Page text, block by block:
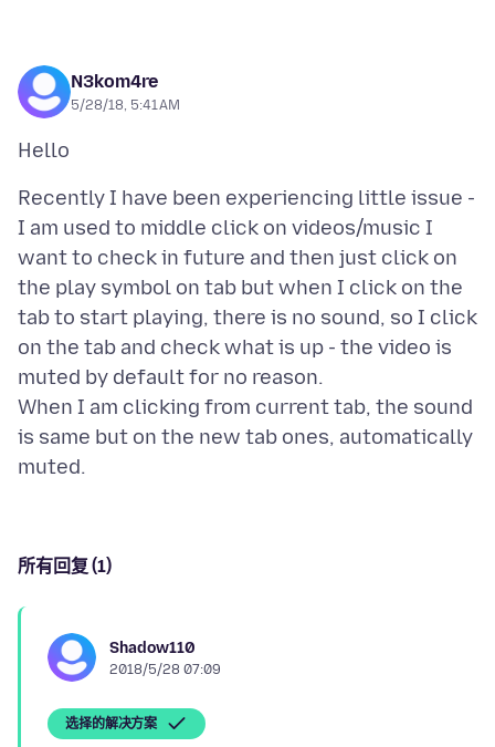
N3kom4re
5/28/18, 5:41 AM
Recently I have been experiencing little issue -
I am used to middle click on videos/music I
want to check in future and then just click on
the play symbol on tab but when I click on the
tab to start playing, there is no sound, so I click
on the tab and check what is up - the video is
muted by default for no reason.
When I am clicking from current tab, the sound
is same but on the new tab ones, automatically
所有回复 (1)
Shadow110
2018/5/28 07:09
选择的解决方案